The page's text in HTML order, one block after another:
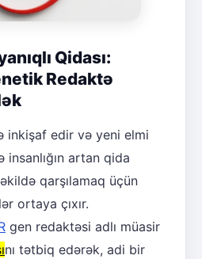
Qidası:
Redaktə
inkişaf edir və yeni elmi
artan qida
qarşılamaq üçün
ortaya çıxır.
gen redaktəsi adlı müasir
nı tətbiq edərək, adi bir